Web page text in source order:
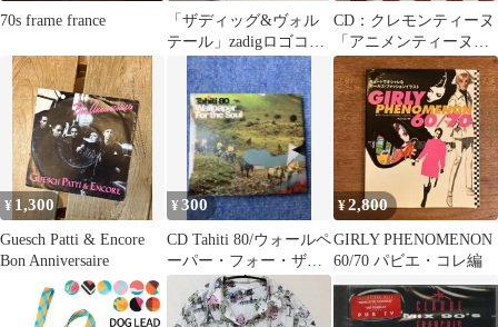
70s frame france
「ザディッグ&ヴォル
テール」zadigロゴコッ
トンTシャツ Sサイズ
CD：クレモンティーヌ
「アニメンティーヌ～
ボッサ・ドゥ・アニメ
～」
¥ 1,300
Guesch Patti & Encore
Bon Anniversaire
¥300
CD Tahiti 80/ウォールペ
ーパー・フォー・ザ・
ソウル
¥2,800
GIRLY PHENOMENON
60/70 パビエ・コレ編